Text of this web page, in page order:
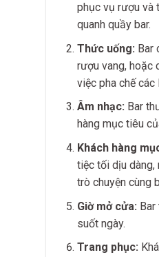
phục vụ rượu và
quanh quầy bar.
Thức uống: Bar
rượu vang, hoặc
việc pha chế
Âm nhạc: Bar
hàng mục tiêu
Khách hàng
tiệc tối dịu dàng,
trò chuyện cùng
Giờ mở cửa:
suốt ngày.
Trang phục: